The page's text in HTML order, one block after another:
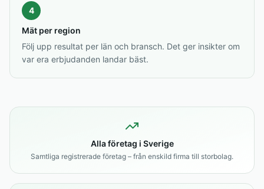
4
Mät per region
Följ upp resultat per län och bransch. Det ger insikter om
var era erbjudanden landar bäst.
Alla företag i Sverige
Samtliga registrerade företag – från enskild firma till storbolag.